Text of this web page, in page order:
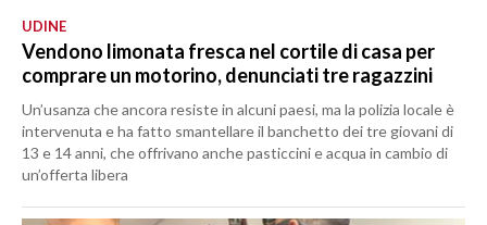
UDINE
Vendono limonata fresca nel cortile di casa per
comprare un motorino, denunciati tre ragazzini
Un’usanza che ancora resiste in alcuni paesi, ma la polizia locale è
intervenuta e ha fatto smantellare il banchetto dei tre giovani di
13 e 14 anni, che offrivano anche pasticcini e acqua in cambio di
un’offerta libera